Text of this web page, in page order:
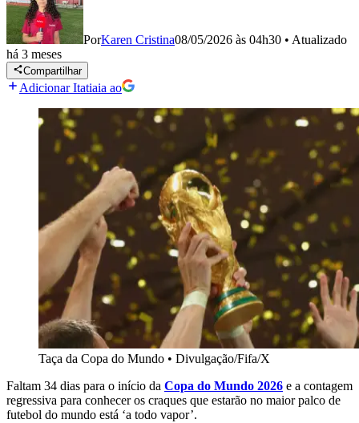
PorKaren Cristina08/05/2026 às 04h30 • Atualizado
há 3 meses
Compartilhar
Adicionar Itatiaia ao
Taça da Copa do Mundo • Divulgação/Fifa/X
Faltam 34 dias para o início da Copa do Mundo 2026 e a contagem
regressiva para conhecer os craques que estarão no maior palco de
futebol do mundo está ‘a todo vapor’.